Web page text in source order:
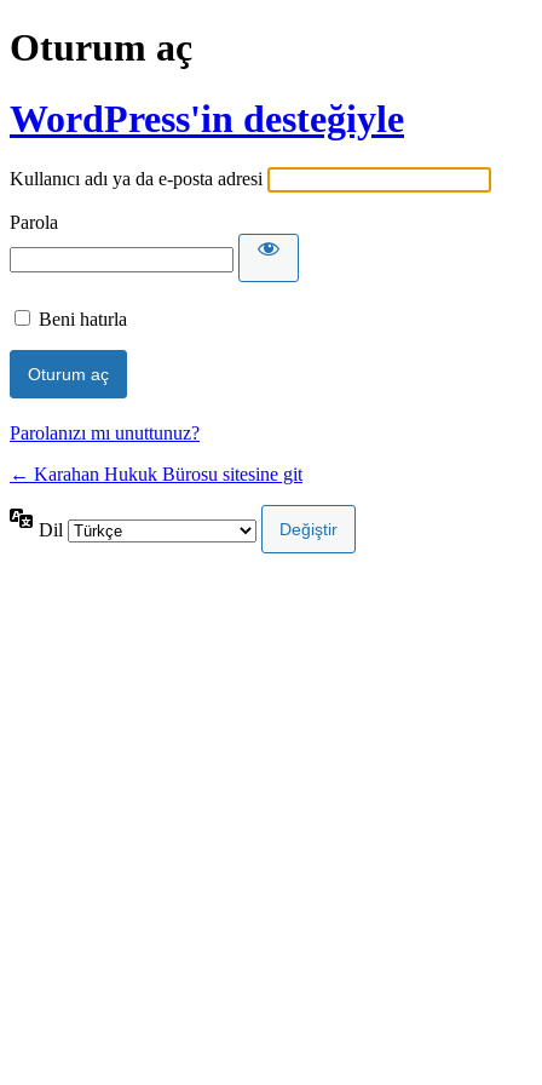
Oturum aç
WordPress'in desteğiyle
Kullanıcı adı ya da e-posta adresi
Parola
Beni hatırla
Parolanızı mı unuttunuz?
← Karahan Hukuk Bürosu sitesine git
Dil